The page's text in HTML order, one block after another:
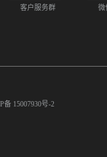
客户服务群 微
备 15007930号-2